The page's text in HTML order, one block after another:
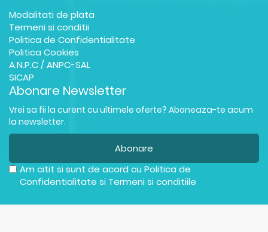
Modalitati de plata
Termeni si conditii
Politica de Confidentialitate
Politica Cookies
A.N.P.C / ANPC-SAL
SICAP
Abonare Newsletter
Vrei sa fii la curent cu ultimele oferte? Aboneaza-te acum
la newsletter.
Abonare
Am citit si sunt de acord cu Politica de
Confidentialitate si Termeni si conditiile